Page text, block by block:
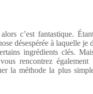
c’est fantastique.
désespérée à laquelle je
ingrédients clés.
rencontrez
la méthode la plus